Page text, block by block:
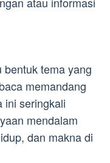
bentuk tema yang
memandang
ini seringkali
mendalam
dan makna di